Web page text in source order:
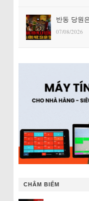
반동 당원
07/08/2026
CHÂM BIẾM